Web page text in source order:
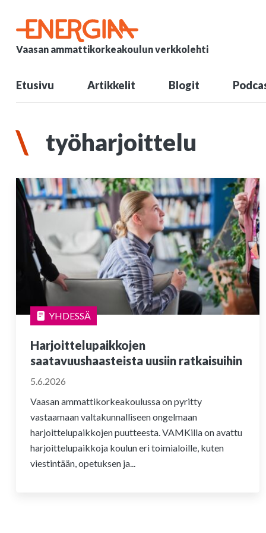
Vaasan ammattikorkeakoulun verkkolehti
Etusivu Artikkelit Blogit
työharjoittelu
YHDESSÄ
Harjoittelupaikkojen
saatavuushaasteista uusiin ratkaisuihin
5.6.2026
Vaasan ammattikorkeakoulussa on pyritty
vastaamaan valtakunnalliseen ongelmaan
harjoittelupaikkojen puutteesta. VAMKilla on avattu
harjoittelupaikkoja koulun eri toimialoille, kuten
viestintään, opetuksen ja...